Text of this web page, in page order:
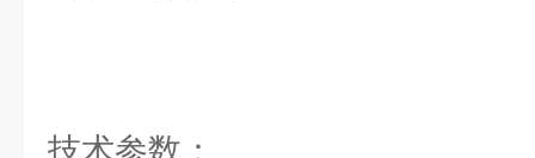
技术参数：